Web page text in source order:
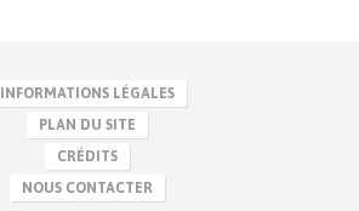
INFORMATIONS LÉGALES
PLAN DU SITE
CRÉDITS
NOUS CONTACTER